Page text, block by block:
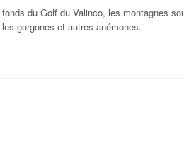
du Golf du Valinco, les montagnes
gorgones et autres anémones.